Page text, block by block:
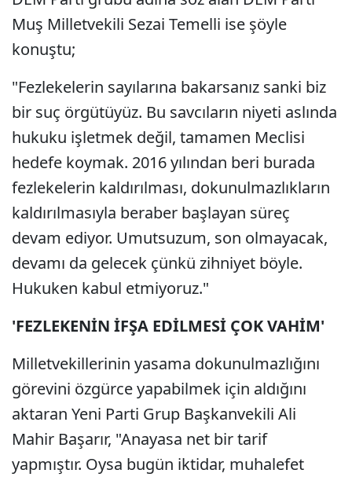
Muş Milletvekili Sezai Temelli ise şöyle
konuştu;
"Fezlekelerin sayılarına bakarsanız sanki biz
bir suç örgütüyüz. Bu savcıların niyeti aslında
hukuku işletmek değil, tamamen Meclisi
hedefe koymak. 2016 yılından beri burada
fezlekelerin kaldırılması, dokunulmazlıkların
kaldırılmasıyla beraber başlayan süreç
devam ediyor. Umutsuzum, son olmayacak,
devamı da gelecek çünkü zihniyet böyle.
Hukuken kabul etmiyoruz."
'FEZLEKENİN İFŞA EDİLMESİ ÇOK VAHİM'
Milletvekillerinin yasama dokunulmazlığını
görevini özgürce yapabilmek için aldığını
aktaran Yeni Parti Grup Başkanvekili Ali
Mahir Başarır, "Anayasa net bir tarif
yapmıştır. Oysa bugün iktidar, muhalefet